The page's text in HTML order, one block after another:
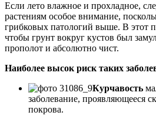
Если лето влажное и прохладное,
растениям особое внимание,
грибковых патологий выше. В этот
чтобы грунт вокруг кустов был
прополот и абсолютно чист.
Наиболее высок риск таких
Курчавость
заболевание, проявляющееся
покрова.